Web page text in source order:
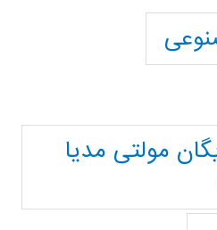
مولتی مدیا